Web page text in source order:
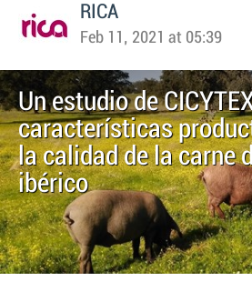
RICA
Feb 11, 2021 at 05:39
Un estudio de
características
la calidad de la carne
ibérico